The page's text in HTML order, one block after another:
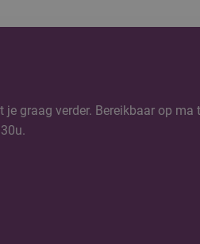
graag verder. Bereikbaar op